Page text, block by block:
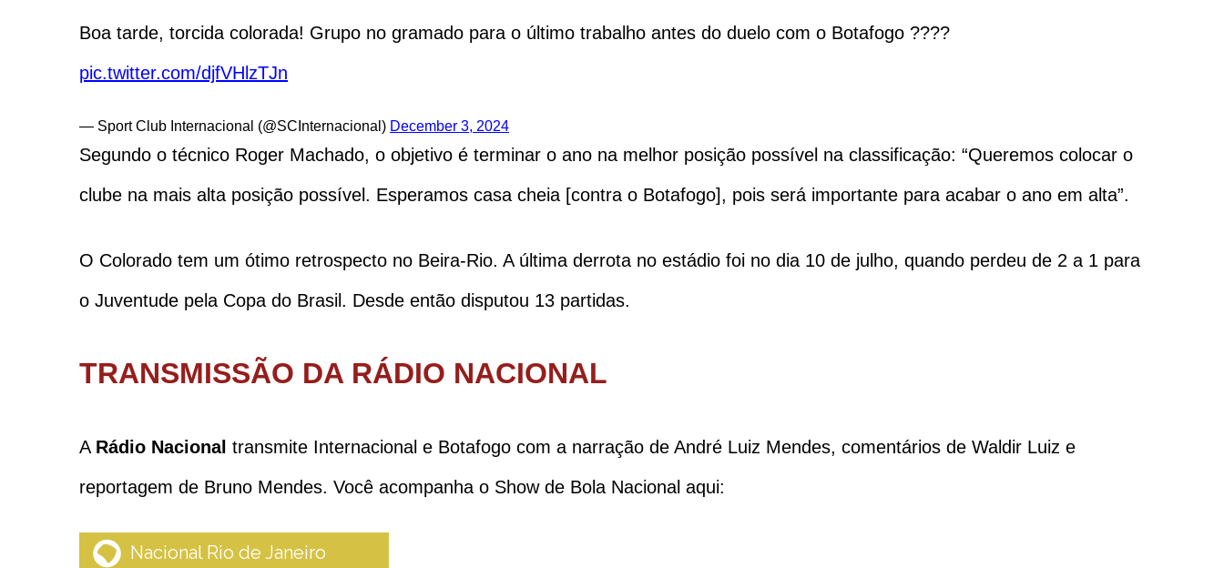
Boa tarde, torcida colorada! Grupo no gramado para o último trabalho antes do duelo com o Botafogo ????
pic.twitter.com/djfVHlzTJn
— Sport Club Internacional (@SCInternacional) December 3, 2024
Segundo o técnico Roger Machado, o objetivo é terminar o ano na melhor posição possível na classificação: “Queremos colocar o
clube na mais alta posição possível. Esperamos casa cheia [contra o Botafogo], pois será importante para acabar o ano em alta”.
O Colorado tem um ótimo retrospecto no Beira-Rio. A última derrota no estádio foi no dia 10 de julho, quando perdeu de 2 a 1 para
o Juventude pela Copa do Brasil. Desde então disputou 13 partidas.
TRANSMISSÃO DA RÁDIO NACIONAL
A Rádio Nacional transmite Internacional e Botafogo com a narração de André Luiz Mendes, comentários de Waldir Luiz e
reportagem de Bruno Mendes. Você acompanha o Show de Bola Nacional aqui: